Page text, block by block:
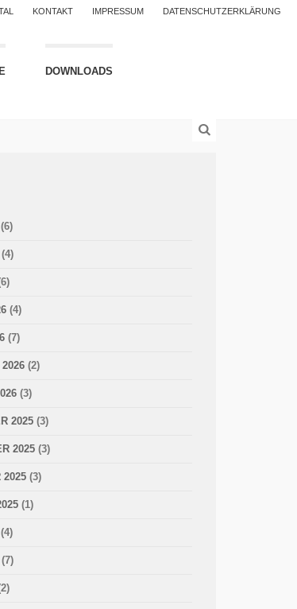
KONTAKT IMPRESSUM DATENSCHUTZERKLÄRUNG
DOWNLOADS
(6)
(4)
(4)
(7)
2026 (2)
(3)
2025 (3)
2025 (3)
2025 (3)
(1)
(4)
(7)